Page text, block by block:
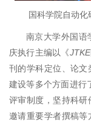
国科学院自动
南京大学外国语
庆执行主编以《JTKE
刊的学科定位、论
建设等多个方面进行
评审制度，坚持科研
邀请重要学者撰稿